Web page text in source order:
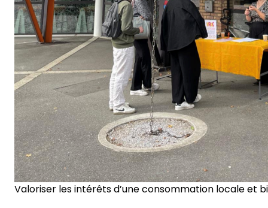
Valoriser les intérêts d’une consommation locale et